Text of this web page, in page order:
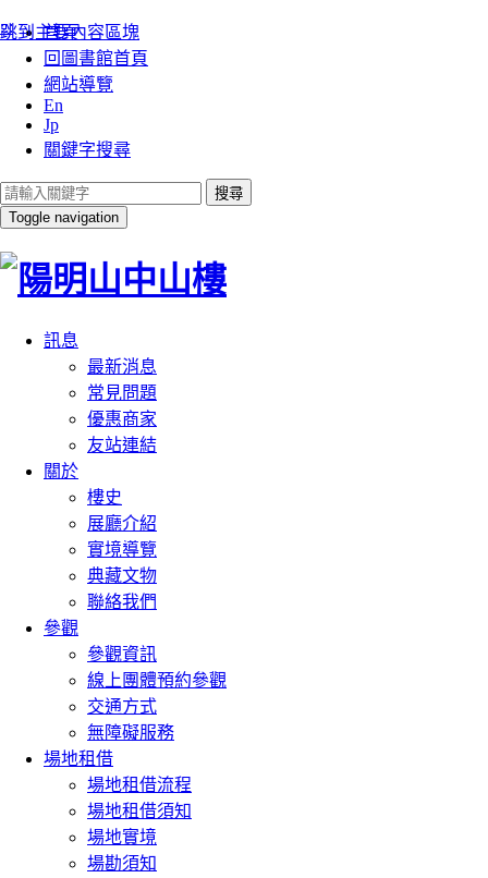
跳到主要內容區塊
:::
首頁
回圖書館首頁
網站導覽
En
Jp
關鍵字搜尋
搜尋
Toggle navigation
訊息
最新消息
常見問題
優惠商家
友站連結
關於
樓史
展廳介紹
實境導覽
典藏文物
聯絡我們
參觀
參觀資訊
線上團體預約參觀
交通方式
無障礙服務
場地租借
場地租借流程
場地租借須知
場地實境
場勘須知